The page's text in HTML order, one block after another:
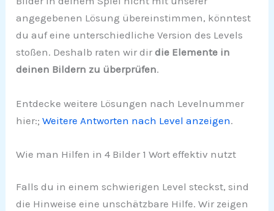
angegebenen Lösung übereinstimmen, könntest
du auf eine unterschiedliche Version des Levels
stoßen. Deshalb raten wir dirdie Elemente in
deinen Bildern zu überprüfen.
Entdecke weitere Lösungen nach Levelnummer
hier:;Weitere Antworten nach Level anzeigen.
Wie man Hilfen in 4 Bilder 1 Wort effektiv nutzt
Falls du in einem schwierigen Level steckst, sind
die Hinweise eine unschätzbare Hilfe. Wir zeigen